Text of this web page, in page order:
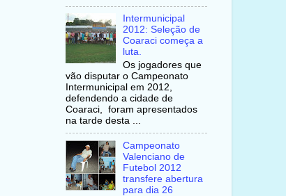
Intermunicipal
2012: Seleção de
Coaraci começa a
luta.
Os jogadores que
vão disputar o Campeonato
Intermunicipal em 2012,
defendendo a cidade de
Coaraci, foram apresentados
na tarde desta ...
Campeonato
Valenciano de
Futebol 2012
transfere abertura
para dia 26